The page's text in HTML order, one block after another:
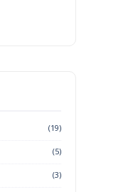
(19)
(5)
(3)